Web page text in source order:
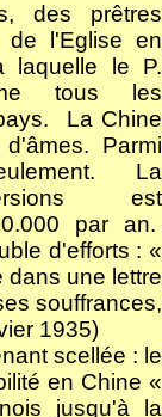
des prêtres
de l'Eglise en
laquelle le P.
tous les
La Chine
d'âmes.
Parmi
La
est
par an.
d'efforts : «
dans une lettre
souffrances,
1935)
scellée : le
en Chine «
jusqu'à la